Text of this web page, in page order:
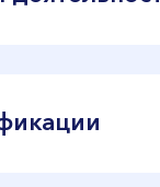
на